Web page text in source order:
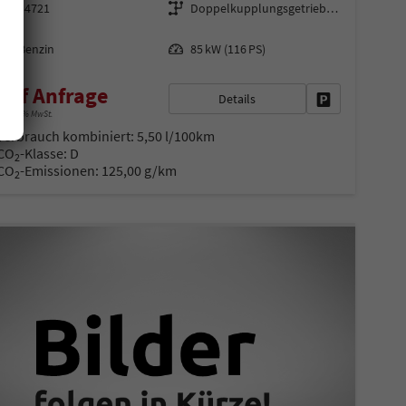
34721
Doppelkupplungsgetriebe (DSG)
Benzin 85 kW (116 PS)
auf Anfrage
inkl. 19% MwSt.
Details
Verbrauch kombiniert: 5,50 l/100km
2-Klasse: D
2-Emissionen: 125,00 g/km